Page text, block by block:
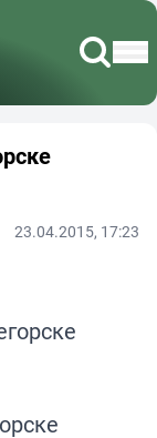
23.04.2015, 17:23